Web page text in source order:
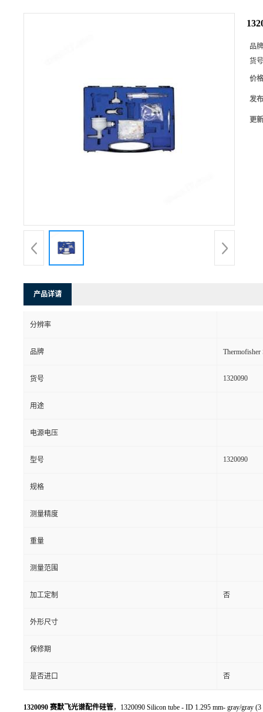
品
货
价
发
更
产品详请
分辨率
品牌
货号 1320090
用途
电源电压
型号 1320090
规格
测量精度
重量
测量范围
加工定制 否
外形尺寸
保修期
是否进口 否
1320090 赛默飞光谱配件硅管，1320090 Silicon tube - ID 1.295 mm- gray/gray